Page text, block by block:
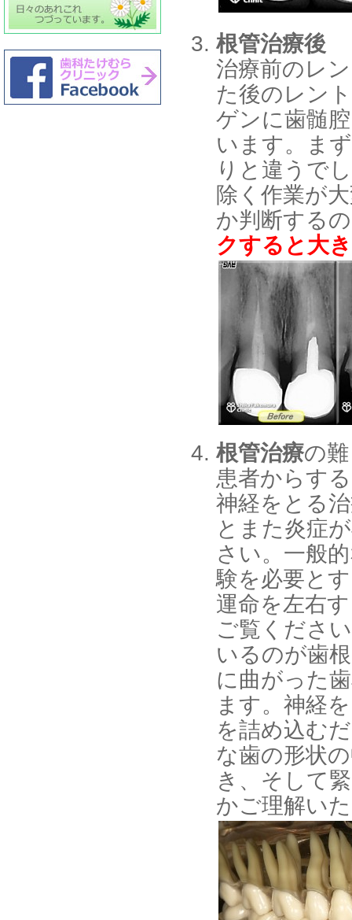
根管治療後
治療前のレ
た後のレン
ゲンに歯髄
います。ま
りと違うで
除く作業が
か判断する
クすると大
根管治療の
患者からす
神経をとる
とまた炎症
さい。一般
験を必要と
運命を左右
ご覧くださ
いるのが歯
に曲がった
ます。神経
を詰め込む
な歯の形状
き、そして
かご理解い